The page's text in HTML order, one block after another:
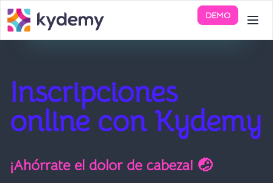
DEMO
Inscripciones
online con Kydemy
¡Ahórrate el dolor de cabeza! 🤕